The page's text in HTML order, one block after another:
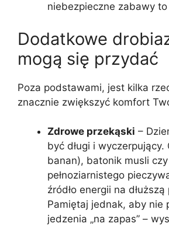
niebezpieczne zabawy to
Dodatkowe
mogą się przydać
Poza podstawami, jest kilka
znacznie zwiększyć komfort
Zdrowe przekąski –
być długi i wyczerpujący.
banan), batonik musli
pełnoziarnistego
źródło energii na
Pamiętaj jednak, aby nie
jedzenia „na zapas” –